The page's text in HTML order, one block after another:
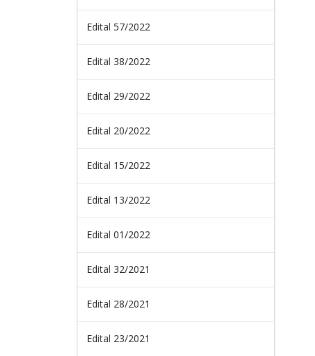
Edital 57/2022
Edital 38/2022
Edital 29/2022
Edital 20/2022
Edital 15/2022
Edital 13/2022
Edital 01/2022
Edital 32/2021
Edital 28/2021
Edital 23/2021